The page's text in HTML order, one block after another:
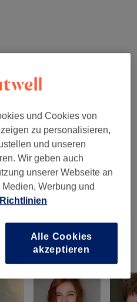
( 3) ab 49,50 €
ab 180 €
ab 9 €
und Cookies von
zu personalisieren,
und unseren
Wir geben auch
unserer Webseite an
Werbung und
Alle Cookies
akzeptieren